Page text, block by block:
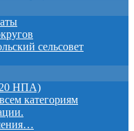
сельсовет
НПА)
категориям